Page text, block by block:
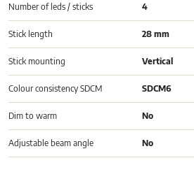
Number of leds / sticks 4
Stick length 28 mm
Stick mounting Vertical
Colour consistency SDCM SDCM6
Dim to warm No
Adjustable beam angle No